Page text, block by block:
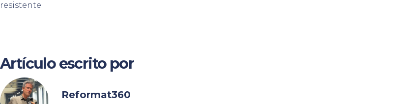
resistente.
Artículo escrito por
Reformat360